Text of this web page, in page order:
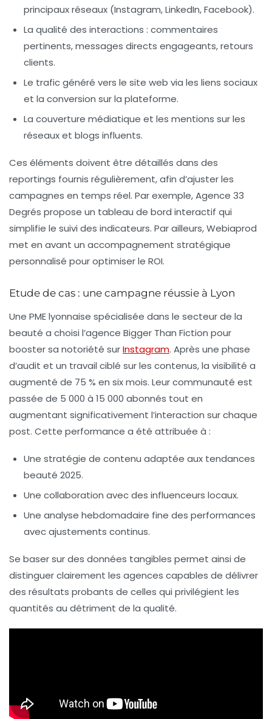
principaux réseaux (Instagram, LinkedIn, Facebook).
La qualité des interactions : commentaires
pertinents, messages directs engageants, retours
clients.
Le trafic généré vers le site web via les liens sociaux
et la conversion sur la plateforme.
La couverture médiatique et les mentions sur les
réseaux et blogs influents.
Ces éléments doivent être détaillés dans des
reportings fournis régulièrement, afin d’ajuster les
campagnes en temps réel. Par exemple, Agence 33
Degrés propose un tableau de bord interactif qui
simplifie le suivi des indicateurs. Par ailleurs, Webiaprod
met en avant un accompagnement stratégique
personnalisé pour optimiser le ROI.
Etude de cas : une campagne réussie à Lyon
Une PME lyonnaise spécialisée dans le secteur de la
beauté a choisi l’agence Bigger Than Fiction pour
booster sa notoriété surInstagram. Après une phase
d’audit et un travail ciblé sur les contenus, la visibilité a
augmenté de 75 % en six mois. Leur communauté est
passée de 5 000 à 15 000 abonnés tout en
augmentant significativement l’interaction sur chaque
post. Cette performance a été attribuée à :
Une stratégie de contenu adaptée aux tendances
beauté 2025.
Une collaboration avec des influenceurs locaux.
Une analyse hebdomadaire fine des performances
avec ajustements continus.
Se baser sur des données tangibles permet ainsi de
distinguer clairement les agences capables de délivrer
des résultats probants de celles qui privilégient les
quantités au détriment de la qualité.